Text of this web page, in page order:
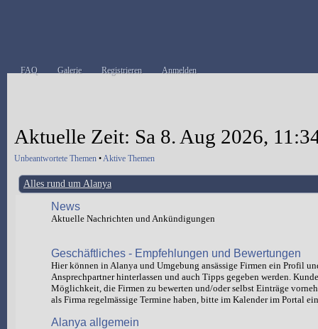
FAQ Galerie Registrieren Anmelden
Aktuelle Zeit: Sa 8. Aug 2026,
Unbeantwortete Themen •Aktive Themen
Alles rund um Alanya
News
Aktuelle Nachrichten und Ankündigungen
Geschäftliches - Empfehlungen und Bewertungen
Hier können in Alanya und Umgebung ansässige Firmen ein Profil
Ansprechpartner hinterlassen und auch Tipps gegeben werden.
Möglichkeit, die Firmen zu bewerten und/oder selbst Einträge
als Firma regelmässige Termine haben, bitte im Kalender im Portal
Alanya allgemein